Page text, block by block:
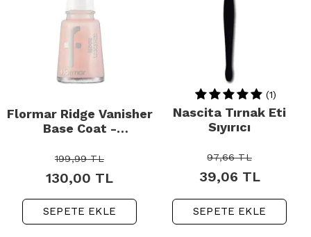
Flormar Ridge Vanisher
Base Coat -
Tırnak Bazı 11ml
199,99TL
130,00 TL
SEPETE EKLE
(1)
Nascita Tırnak Eti
Sıyırıcı
97,66TL
39,06 TL
SEPETE EKLE